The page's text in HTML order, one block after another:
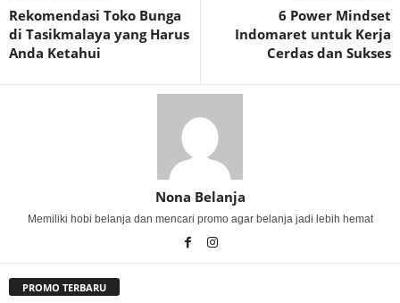
Rekomendasi Toko Bunga
di Tasikmalaya yang Harus
Anda Ketahui
6 Power Mindset
Indomaret untuk Kerja
Cerdas dan Sukses
Nona Belanja
Memiliki hobi belanja dan mencari promo agar belanja jadi lebih hemat
PROMO TERBARU